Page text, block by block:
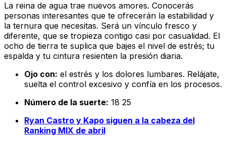
La reina de agua trae nuevos amores. Conocerás
personas interesantes que te ofrecerán la estabilidad y
la ternura que necesitas. Será un vínculo fresco y
diferente, que se tropieza contigo casi por casualidad. El
ocho de tierra te suplica que bajes el nivel de estrés; tu
espalda y tu cintura resienten la presión diaria.
Ojo con: el estrés y los dolores lumbares. Relájate,
suelta el control excesivo y confía en los procesos.
Número de la suerte: 18 25
Ryan Castro y Kapo siguen a la cabeza del
Ranking MIX de abril